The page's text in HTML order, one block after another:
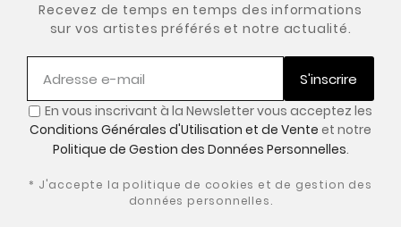
Recevez de temps en temps des informations
sur vos artistes préférés et notre actualité.
S'inscrire
En vous inscrivant à la Newsletter vous acceptez les
Conditions Générales d'Utilisation et de Vente et notre
Politique de Gestion des Données Personnelles.
* J'accepte la politique de cookies et de gestion des
données personnelles.